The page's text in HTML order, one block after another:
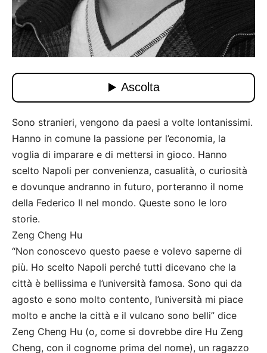
Sono stranieri, vengono da paesi a volte lontanissimi.
Hanno in comune la passione per l’economia, la
voglia di imparare e di mettersi in gioco. Hanno
scelto Napoli per convenienza, casualità, o curiosità
e dovunque andranno in futuro, porteranno il nome
della Federico II nel mondo. Queste sono le loro
storie.
Zeng Cheng Hu
“Non conoscevo questo paese e volevo saperne di
più. Ho scelto Napoli perché tutti dicevano che la
città è bellissima e l’università famosa. Sono qui da
agosto e sono molto contento, l’università mi piace
molto e anche la città e il vulcano sono belli” dice
Zeng Cheng Hu (o, come si dovrebbe dire Hu Zeng
Cheng, con il cognome prima del nome), un ragazzo